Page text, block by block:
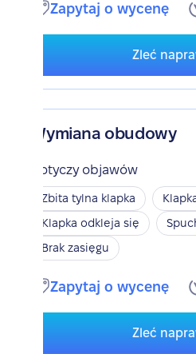
Zapytaj o wycenę
Zleć
Wymiana obudowy
Dotyczy objawów
Zbita tylna klapka
Klapka odkleja się
Brak zasięgu
Zapytaj o wycenę
Zleć